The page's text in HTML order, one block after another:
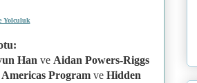
Yolculuk
Han ve Aidan Powers-Riggs
Americas Program ve Hidden